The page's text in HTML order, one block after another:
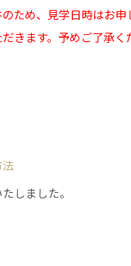
ため、見学日時はお申
きます。予めご了承く
しました。